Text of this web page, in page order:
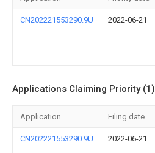
CN202221553290.9U 2022-06-21
Applications Claiming Priority (1)
Application Filing date
CN202221553290.9U 2022-06-21